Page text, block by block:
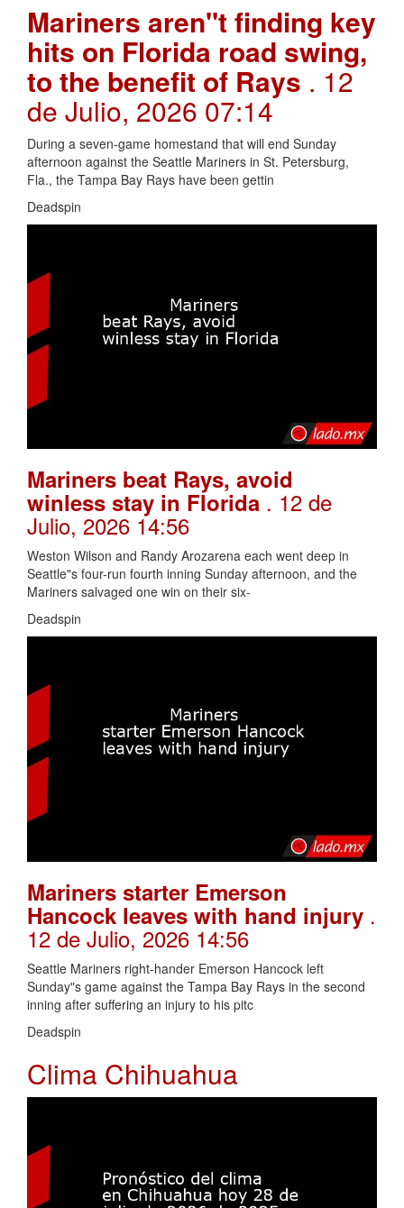
Mariners aren"t finding key
hits on Florida road swing,
to the benefit of Rays . 12
de Julio, 2026 07:14
During a seven-game homestand that will end Sunday
afternoon against the Seattle Mariners in St. Petersburg,
Fla., the Tampa Bay Rays have been gettin
Deadspin
Mariners beat Rays, avoid
winless stay in Florida . 12 de
Julio, 2026 14:56
Weston Wilson and Randy Arozarena each went deep in
Seattle"s four-run fourth inning Sunday afternoon, and the
Mariners salvaged one win on their six-
Deadspin
Mariners starter Emerson
Hancock leaves with hand injury .
12 de Julio, 2026 14:56
Seattle Mariners right-hander Emerson Hancock left
Sunday"s game against the Tampa Bay Rays in the second
inning after suffering an injury to his pitc
Deadspin
Clima Chihuahua